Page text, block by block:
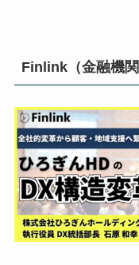
Finlink（金融機関